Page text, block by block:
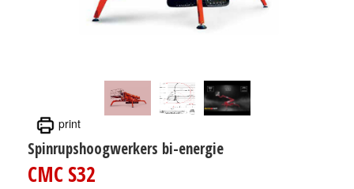
print
Spinrupshoogwerkers bi-energie
CMC S32